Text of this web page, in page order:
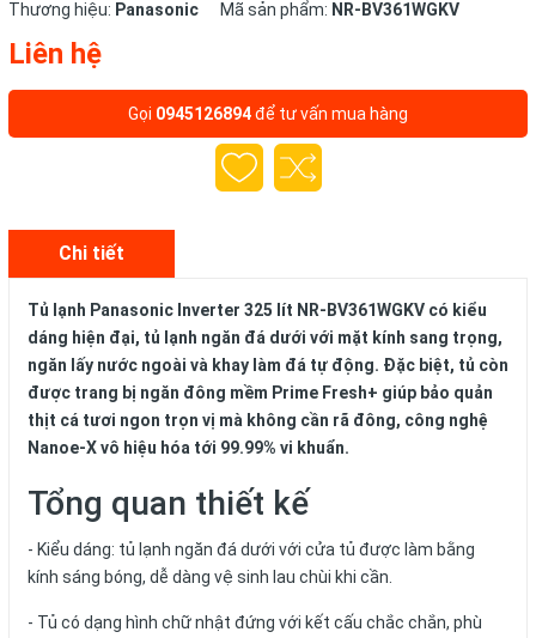
Thương hiệu: Panasonic Mã sản phẩm: NR-BV361WGKV
Liên hệ
Gọi 0945126894để tư vấn mua hàng
Chi tiết
Tủ lạnh Panasonic Inverter 325 lít NR-BV361WGKV có kiểu
dáng hiện đại, tủ lạnh ngăn đá dưới với mặt kính sang trọng,
ngăn lấy nước ngoài và khay làm đá tự động. Đặc biệt, tủ còn
được trang bị ngăn đông mềm Prime Fresh+ giúp bảo quản
thịt cá tươi ngon trọn vị mà không cần rã đông, công nghệ
Nanoe-X vô hiệu hóa tới 99.99% vi khuẩn.
Tổng quan thiết kế
- Kiểu dáng: tủ lạnh ngăn đá dưới với cửa tủ được làm bằng
kính sáng bóng, dễ dàng vệ sinh lau chùi khi cần.
- Tủ có dạng hình chữ nhật đứng với kết cấu chắc chắn, phù